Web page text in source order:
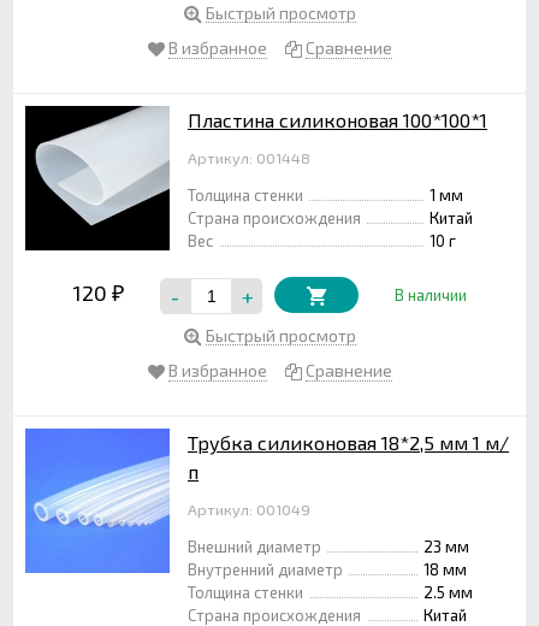
Быстрый просмотр
В избранное
Сравнение
Пластина силиконовая 100*100*1
Артикул: 001448
Толщина стенки
1 мм
Страна происхождения
Китай
Вес
10 г
120 ₽ - + В наличии
Быстрый просмотр
В избранное
Сравнение
Трубка силиконовая 18*2,5 мм 1 м/
п
Артикул: 001049
Внешний диаметр
23 мм
Внутренний диаметр
18 мм
Толщина стенки
2.5 мм
Страна происхождения
Китай